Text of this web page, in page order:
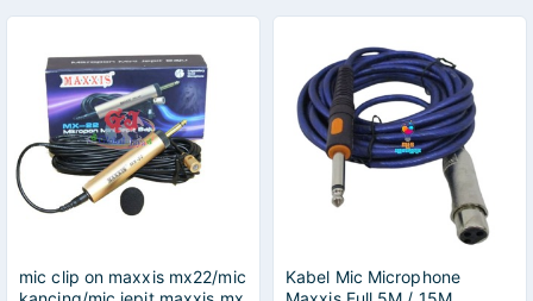
mic clip on maxxis mx22/mic
Kabel Mic Microphone